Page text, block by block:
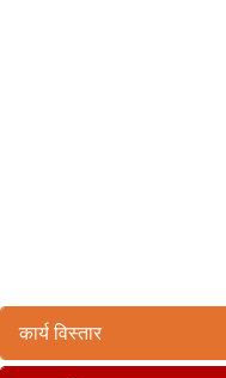
कार्य विस्तार